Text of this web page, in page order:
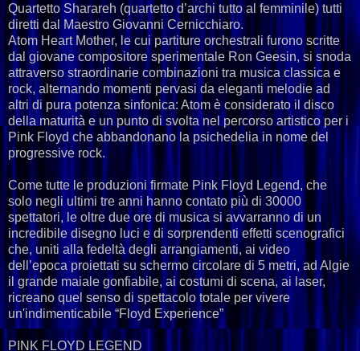
Quartetto Sharareh (quartetto d’archi tutto al femminile) tutti
diretti dal Maestro Giovanni Cernicchiaro.
Atom Heart Mother, le cui partiture orchestrali furono scritte
dal giovane compositore sperimentale Ron Geesin, si snoda
attraverso straordinarie combinazioni tra musica classica e
rock, alternando momenti pervasi da eleganti melodie ad
altri di pura potenza sinfonica: Atom è considerato il disco
della maturità e un punto di svolta nel percorso artistico per i
Pink Floyd che abbandonano la psichedelia in nome del
progressive rock.
Come tutte le produzioni firmate Pink Floyd Legend, che
solo negli ultimi tre anni hanno contato più di 30000
spettatori, le oltre due ore di musica si avvarranno di un
incredibile disegno luci e di sorprendenti effetti scenografici
che, uniti alla fedeltà degli arrangiamenti, ai video
dell’epoca proiettati su schermo circolare di 5 metri, ad Algie
il grande maiale gonfiabile, ai costumi di scena, ai laser,
ricreano quel senso di spettacolo totale per vivere
un'indimenticabile “Floyd Experience”
PINK FLOYD LEGEND